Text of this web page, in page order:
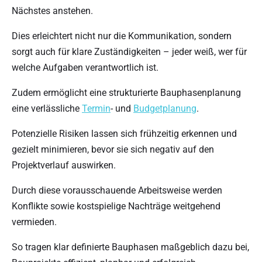
Nächstes anstehen.
Dies erleichtert nicht nur die Kommunikation, sondern
sorgt auch für klare Zuständigkeiten – jeder weiß, wer für
welche Aufgaben verantwortlich ist.
Zudem ermöglicht eine strukturierte Bauphasenplanung
eine verlässliche Termin- und Budgetplanung.
Potenzielle Risiken lassen sich frühzeitig erkennen und
gezielt minimieren, bevor sie sich negativ auf den
Projektverlauf auswirken.
Durch diese vorausschauende Arbeitsweise werden
Konflikte sowie kostspielige Nachträge weitgehend
vermieden.
So tragen klar definierte Bauphasen maßgeblich dazu bei,